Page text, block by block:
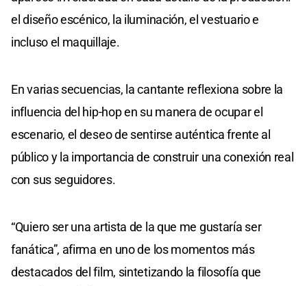
el diseño escénico, la iluminación, el vestuario e
incluso el maquillaje.
En varias secuencias, la cantante reflexiona sobre la
influencia del hip-hop en su manera de ocupar el
escenario, el deseo de sentirse auténtica frente al
público y la importancia de construir una conexión real
con sus seguidores.
“Quiero ser una artista de la que me gustaría ser
fanática”, afirma en uno de los momentos más
destacados del film, sintetizando la filosofía que